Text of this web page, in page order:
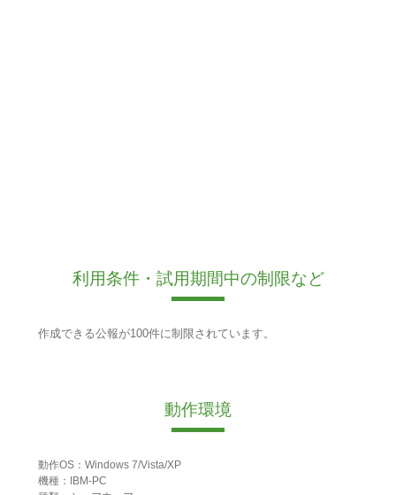
利用条件・試用期間中の制限など
作成できる公報が100件に制限されています。
動作環境
動作OS：Windows 7/Vista/XP
機種：IBM-PC